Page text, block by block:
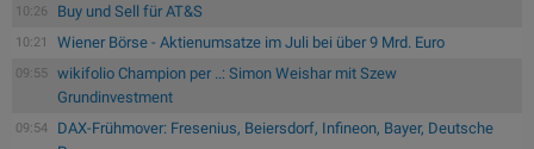
10:26 Buy und Sell für AT&S
10:21 Wiener Börse - Aktienumsatze im Juli bei über 9 Mrd. Euro
09:55
wikifolio Champion per ..: Simon Weishar mit Szew
Grundinvestment
09:54
DAX-Frühmover: Fresenius, Beiersdorf, Infineon, Bayer, Deutsche